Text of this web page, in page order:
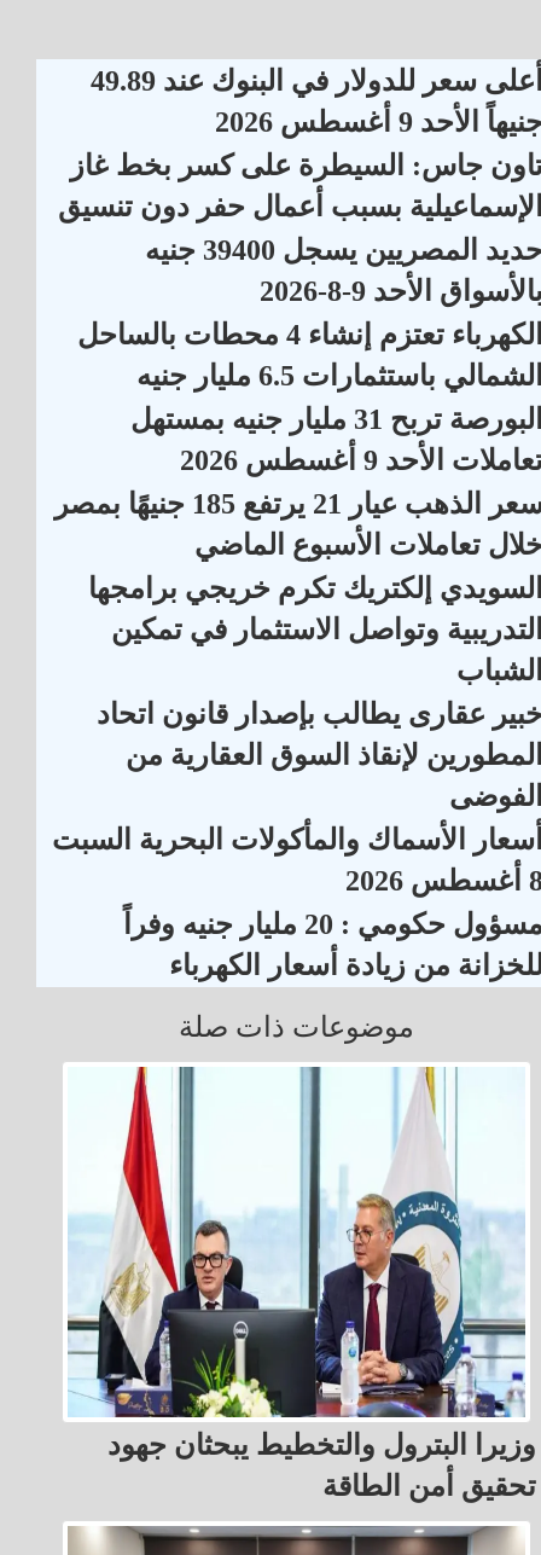
أعلى سعر للدولار في البنوك عند 49.89
الأحد 9 أغسطس 2026
جاس: السيطرة على كسر بخط غاز
بسبب أعمال حفر دون تنسيق
حديد المصريين يسجل 39400 جنيه
الأحد 9-8-2026
الكهرباء تعتزم إنشاء 4 محطات بالساحل
باستثمارات 6.5 مليار جنيه
البورصة تربح 31 مليار جنيه بمستهل
الأحد 9 أغسطس 2026
سعر الذهب عيار 21 يرتفع 185 جنيهًا بمصر
تعاملات الأسبوع الماضي
إلكتريك تكرم خريجي برامجها
وتواصل الاستثمار في تمكين
عقارى يطالب بإصدار قانون اتحاد
لإنقاذ السوق العقارية من
الأسماك والمأكولات البحرية السبت
2026
مسؤول حكومي : 20 مليار جنيه وفراً
من زيادة أسعار الكهرباء
موضوعات ذات صلة
وزيرا البترول والتخطيط يبحثان جهود
تحقيق أمن الطاقة